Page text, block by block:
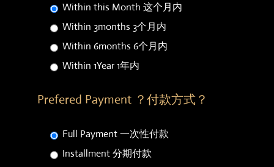
Within this Month 这个月内
Within 3months 3个月内
Within 6months 6个月内
Within 1Year 1年内
Prefered Payment ？付款方式？
Full Payment 一次性付款
Installment 分期付款